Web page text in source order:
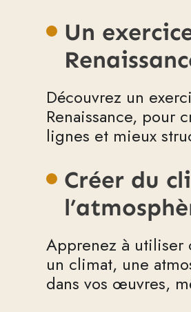
Un
Découvrez un
Renaissance, pour
lignes et mieux
Créer du
Apprenez à utiliser
un climat, une
dans vos œuvres,